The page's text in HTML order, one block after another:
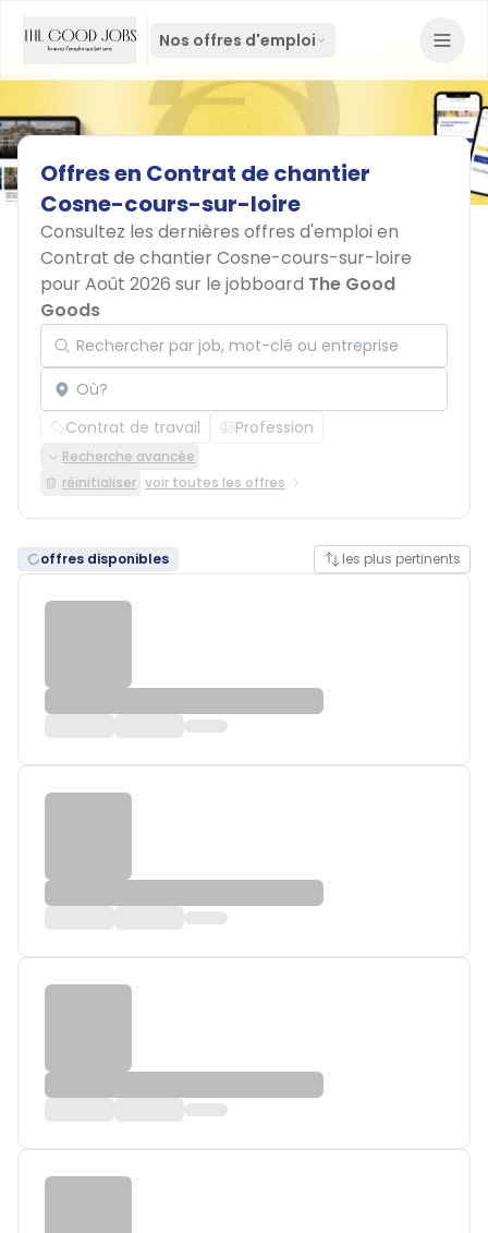
Nos offres d'emploi
Offresen Contrat dechantier
Cosne-cours-sur-loire
Consultez les dernières offres d'emploi en
Contrat de chantier Cosne-cours-sur-loire
pour Août 2026 sur le jobboard The Good
Goods
Rechercher par job, mot-clé ou entreprise
Localisation
Contrat de travail Profession
Recherche avancée
réinitialiser voir toutes les offres
offres disponibles les plus pertinents